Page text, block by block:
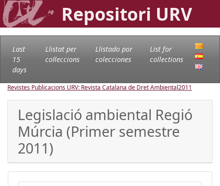
Repositori URV
Last
15
days
Llistat per
col·leccions
Llistado por
colecciones
List for
collections
Revistes Publicacions URV: Revista Catalana de Dret Ambiental2011
Legislació ambiental Regió
Múrcia (Primer semestre
2011)